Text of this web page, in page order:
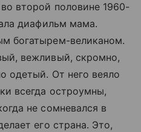
второй половине 1960-
диафильм мама.
богатырем-великаном.
вежливый, скромно,
одетый. От него веяло
всегда остроумны,
не сомневался в
его страна. Это,